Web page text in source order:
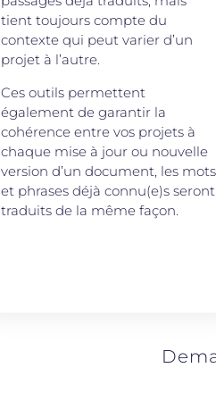
tient toujours compte du
contexte qui peut varier d’un
projet à l’autre.
Ces outils permettent
également de garantir la
cohérence entre vos projets à
chaque mise à jour ou nouvelle
version d’un document, les mots
et phrases déjà connu(e)s seront
traduits de la même façon.